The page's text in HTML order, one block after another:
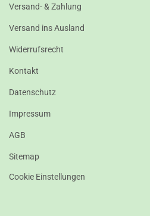
Versand- & Zahlung
Versand ins Ausland
Widerrufsrecht
Kontakt
Datenschutz
Impressum
AGB
Sitemap
Cookie Einstellungen